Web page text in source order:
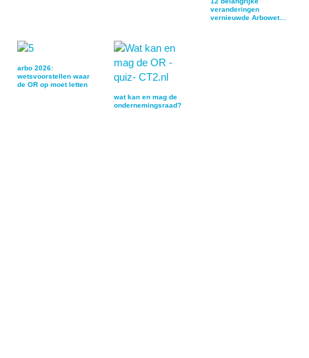
veranderingen
vernieuwde Arbowet
arbo 2026:
wetsvoorstellen waar
de OR op moet letten
wat kan en mag de
ondernemingsraad?